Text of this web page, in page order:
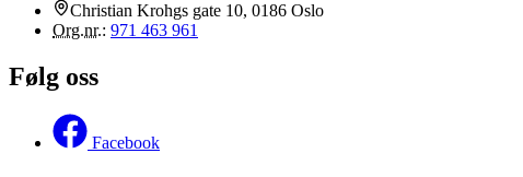
Christian Krohgs gate 10, 0186 Oslo
Org.nr.: 971 463 961
Følg oss
Facebook